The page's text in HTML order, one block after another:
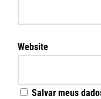
Website
Salvar meus